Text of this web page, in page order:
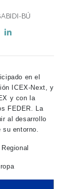
BÚ
en el
ICEX-Next, y
y con la
FEDER. La
al desarrollo
su entorno.